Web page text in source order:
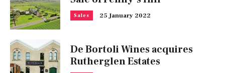
Sales 25 January 2022
De Bortoli Wines acquires
Rutherglen Estates